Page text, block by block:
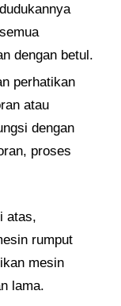
dengan betul.
perhatikan
atau
dengan
proses
atas,
rumput
mesin
lama.